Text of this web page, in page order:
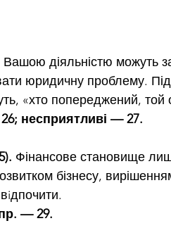
Вашою діяльністю можуть
юридичну проблему.
«хто попереджений, той
несприятливі — 27.
Фінансове становище
бізнесу,
— 29.